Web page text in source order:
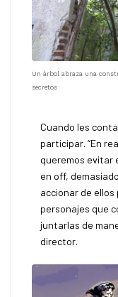
Un árbol abraza una
secretos
Cuando les
participar. “En
queremos evitar
en off,
accionar de ellos
personajes que
juntarlas de
director.